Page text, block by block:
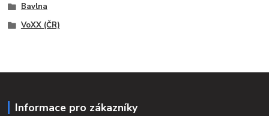
Bavlna
VoXX (ČR)
Informace pro zákazníky